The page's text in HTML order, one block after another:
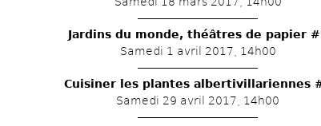
Jardins du monde, théâtres de papier
Samedi 1 avril 2017, 14h00
Cuisiner les plantes albertivillariennes
Samedi 29 avril 2017, 14h00